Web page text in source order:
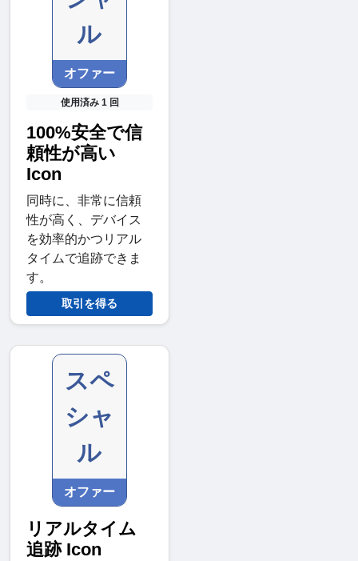
ル
オファー
使用済み 1 回
100%安全で信
頼性が高い
Icon
同時に、非常に信頼
性が高く、デバイス
を効率的かつリアル
タイムで追跡できま
す。
取引を得る
スペ
シャ
ル
オファー
リアルタイム
追跡 Icon